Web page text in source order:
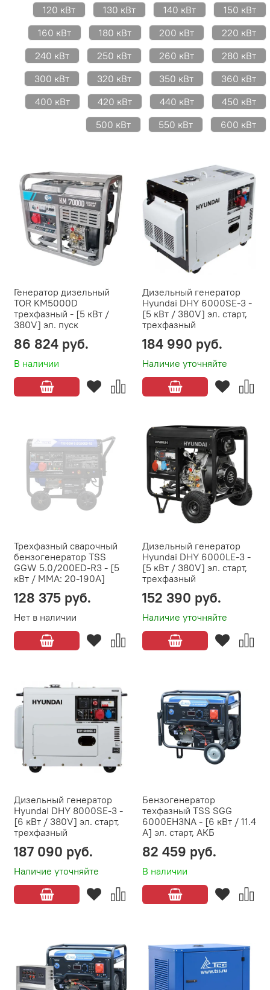
120 кВт
130 кВт 140 кВт
150 кВт
160 кВт
180 кВт 200 кВт
220 кВт
240 кВт
250 кВт 260 кВт
280 кВт
300 кВт
320 кВт 350 кВт
360 кВт
400 кВт
420 кВт 440 кВт
450 кВт
500 кВт
550 кВт 600 кВт
Генератор дизельный
TOR KM5000D
трехфазный - [5 кВт /
380V] эл. пуск
В наличии
86 824 руб.
Дизельный генератор
Hyundai DHY 6000SE-3 -
[5 кВт / 380V] эл. старт,
трехфазный
Наличие уточняйте
184 990 руб.
Трехфазный сварочный
бензогенератор TSS
GGW 5.0/200ED-R3 - [5
кВт / MMA: 20-190А]
Нет в наличии
128 375 руб.
Дизельный генератор
Hyundai DHY 6000LE-3 -
[5 кВт / 380V] эл. старт,
трехфазный
Наличие уточняйте
152 390 руб.
Дизельный генератор
Hyundai DHY 8000SE-3 -
[6 кВт / 380V] эл. старт,
трехфазный
Наличие уточняйте
187 090 руб.
Бензогенератор
техфазный TSS SGG
6000EH3NA - [6 кВт / 11.4
А] эл. старт, АКБ
В наличии
82 459 руб.